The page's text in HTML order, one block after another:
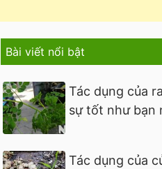
Bài viết nổi bật
Tác dụng của
sự tốt như bạn
Tác dụng của